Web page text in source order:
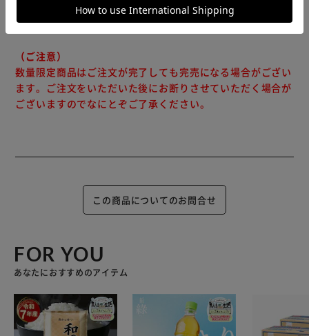
予めご了承くださいますようお願いいたします。
商品はアイリスプラザがセレクトしたオススメ商品です。
（ご注意）
数量限定商品はご注文が完了しても完売になる場合がござい
ます。ご注文をいただいた後にお断りさせていただく場合が
ございますのでなにとぞご了承ください。
この商品についてのお問合せ
FOR YOU
あなたにおすすめのアイテム